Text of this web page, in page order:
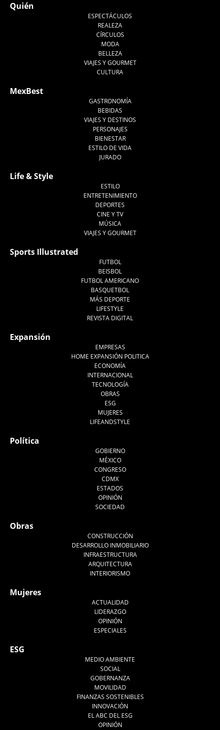
Quién
ESPECTÁCULOS
REALEZA
CÍRCULOS
MODA
BELLEZA
VIAJES Y GOURMET
CULTURA
MexBest
GASTRONOMÍA
BEBIDAS
VIAJES Y DESTINOS
PERSONAJES
BIENESTAR
ESTILO DE VIDA
JURADO
Life & Style
ESTILO
ENTRETENIMIENTO
DEPORTES
CINE Y TV
MÚSICA
VIAJES Y GOURMET
Sports Illustrated
FUTBOL
BEISBOL
FUTBOL AMERICANO
BASQUETBOL
MÁS DEPORTE
LIFESTYLE
REVISTA DIGITAL
Expansión
EMPRESAS
HOME EXPANSIÓN POLITICA
ECONOMÍA
INTERNACIONAL
TECNOLOGÍA
OBRAS
ESG
MUJERES
LIFEANDSTYLE
Política
GOBIERNO
MÉXICO
CONGRESO
CDMX
ESTADOS
OPINIÓN
SOCIEDAD
Obras
CONSTRUCCIÓN
DESARROLLO INMOBILIARIO
INFRAESTRUCTURA
ARQUITECTURA
INTERIORISMO
Mujeres
ACTUALIDAD
LIDERAZGO
OPINIÓN
ESPECIALES
ESG
MEDIO AMBIENTE
SOCIAL
GOBERNANZA
MOVILIDAD
FINANZAS SOSTENIBLES
INNOVACIÓN
EL ABC DEL ESG
OPINIÓN